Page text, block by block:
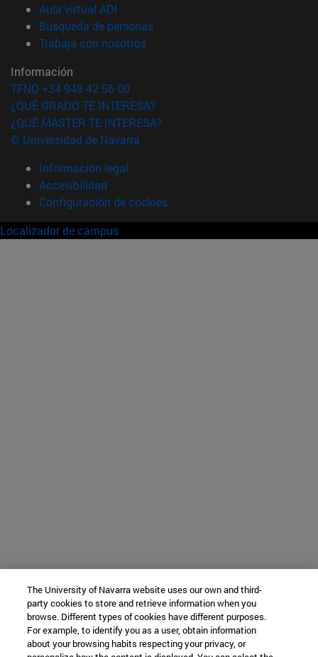
Aula virtual ADI
Búsqueda de personas(abre en nueva ventana)
Trabaja con nosotros(abre en nueva ventana)
Información
TFNO +34 948 42 56 00
¿QUÉ GRADO TE INTERESA?
¿QUÉ MÁSTER TE INTERESA?
© Universidad de Navarra
Información legal
Accesibilidad
Configuración de cookies
Localizador de campus
The University of Navarra website uses our own and third-
party cookies to store and retrieve information when you
browse. Different types of cookies have different purposes.
For example, to identify you as a user, obtain information
about your browsing habits respecting your privacy, or